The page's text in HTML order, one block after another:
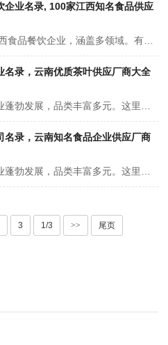
企业名录, 100家江西知名食品供应
这 100 家江西食品餐饮企业，涵盖多领域。有知名的江西煌上煌集团食品股份有限公司，以酱卤肉制品闻名，形成全产业链，门店遍布全国；江西鑫万来食品有限公司专注烘焙、餐饮服务食品加工，产品多样，有先进设备与配送体系；江西米掌门餐饮文化有限公司为大型餐饮连锁企业，运营多个品牌，业务多元 。
名录，云南优质茶叶供应厂商大全
云南食品企业蓬勃发展，品类丰富多元。这里有深耕民族风味的彩云琵琶食品，也有享誉全国的德和罐头，专注肉类罐头制作。从茶叶领域的下关沱茶，到乳业的欧亚、来思尔，再到特色休闲食品的猫哆哩，众多企业以云南特色食材为基础，打造出火腿、鲜花饼、野生菌制品等特色产品，展现云岭大地的饮食魅力 。
名录，云南知名食品企业供应厂商
云南食品企业蓬勃发展，品类丰富多元。这里有深耕民族风味的彩云琵琶食品，也有享誉全国的德和罐头，专注肉类罐头制作。从茶叶领域的下关沱茶，到乳业的欧亚、来思尔，再到特色休闲食品的猫哆哩，众多企业以云南特色食材为基础，打造出火腿、鲜花饼、野生菌制品等特色产品，展现云岭大地的饮食魅力 。
3 1/3 >> 尾页